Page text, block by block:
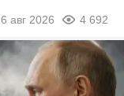
6 авг 2026 4 692